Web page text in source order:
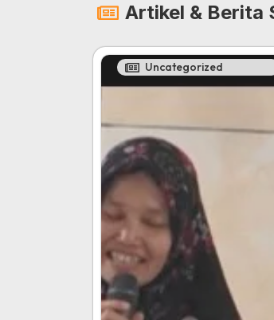
Artikel & Berita
Uncategorized